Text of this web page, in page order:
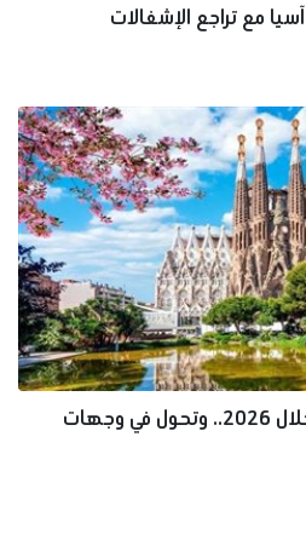
مع تراجع الإشغالات
طفرة سياحية في إسبانيا خلال 2026.. وتحول في وجهات